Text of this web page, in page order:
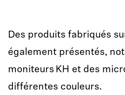
Des produits fabriqués
également présentés,
moniteurs KH et des
différentes couleurs.